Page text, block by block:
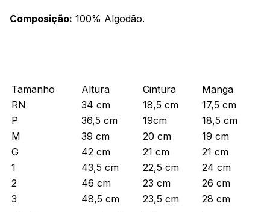
Composição: 100% Algodão.
Tamanho Altura Cintura
Manga
RN
34 cm 18,5 cm
17,5 cm
P
36,5 cm 19cm
18,5 cm
M
39 cm 20 cm
19 cm
G
42 cm 21 cm
21 cm
1
43,5 cm 22,5 cm
24 cm
2
46 cm 23 cm
26 cm
3
48,5 cm 23,5 cm
28 cm